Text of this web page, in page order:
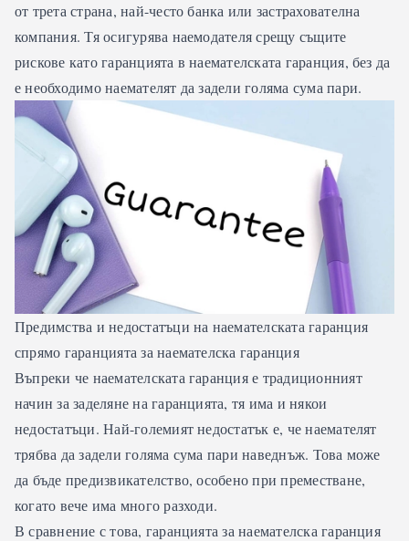
от трета страна, най-често банка или застрахователна
компания. Тя осигурява наемодателя срещу същите
рискове като гаранцията в наемателската гаранция, без да
е необходимо наемателят да задели голяма сума пари.
Предимства и недостатъци на наемателската гаранция
спрямо гаранцията за наемателска гаранция
Въпреки че наемателската гаранция е традиционният
начин за заделяне на гаранцията, тя има и някои
недостатъци. Най-големият недостатък е, че наемателят
трябва да задели голяма сума пари наведнъж. Това може
да бъде предизвикателство, особено при преместване,
когато вече има много разходи.
В сравнение с това, гаранцията за наемателска гаранция